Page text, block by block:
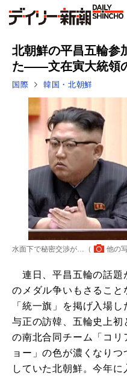
北朝鮮の平昌五輪参
た――文在寅大統領
国際 韓国・北朝鮮
水面下で秘密交渉が…（ 他の
連日、平昌五輪の話題
のメダル争いもさるこ
「統一旗」を掲げ入場
与正の訪韓、五輪史上初
の南北合同チーム「コリ
ョー」の色が濃くなり
していた北朝鮮。今年